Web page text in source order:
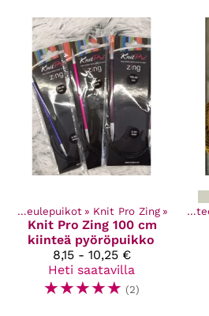
Neulepuikot ‪» Knit Pro Zing ‪»
Knit Pro Zing 100 cm
kiinteä pyöröpuikko
8,15 - 10,25 €
Heti saatavilla
☆☆☆☆☆ (2)
Kaikki tuotteet